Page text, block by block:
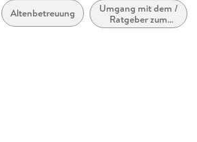
Altenbetreuung
Umgang mit dem /
Ratgeber zum
Altern